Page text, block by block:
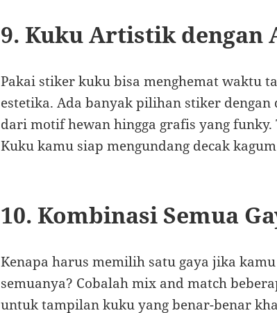
9. Kuku Artistik dengan
Pakai stiker kuku bisa menghemat waktu
estetika. Ada banyak pilihan stiker
dari motif hewan hingga grafis yang
Kuku kamu siap mengundang decak
10. Kombinasi Semua
Kenapa harus memilih satu gaya jika
semuanya? Cobalah mix and match
untuk tampilan kuku yang benar-benar